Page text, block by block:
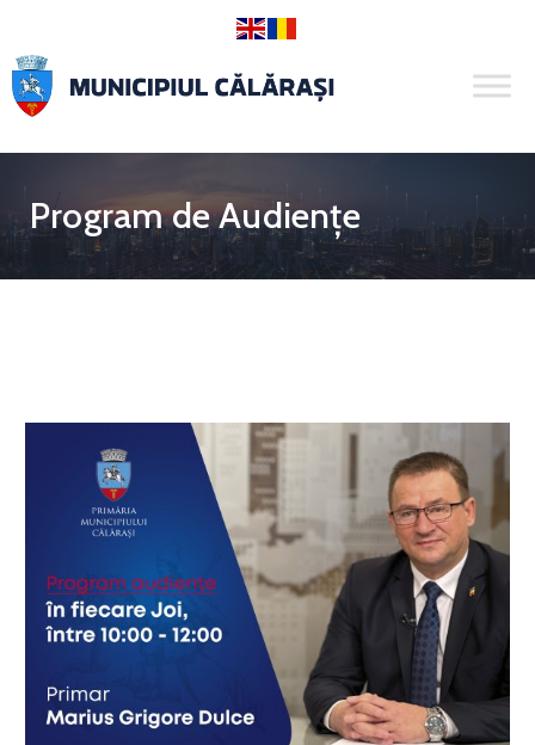
Program de Audiențe